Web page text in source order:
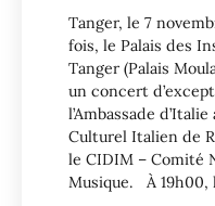
Tanger, le 7
fois, le Palais des
Tanger (Palais
un concert
l’Ambassade
Culturel Italien de
le CIDIM – Comité
Musique. À 19h00,